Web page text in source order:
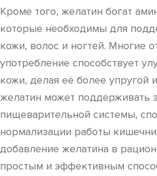
Кроме того, желатин богат
которые необходимы для
кожи, волос и ногтей. Многие
употребление способствует
кожи, делая её более упругой
желатин может поддерживать
пищеварительной системы,
нормализации работы
добавление желатина в
простым и эффективным